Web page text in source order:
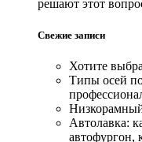
решают этот
Свежие записи
Хотите
Типы осей
Автолавка:
автофургон,